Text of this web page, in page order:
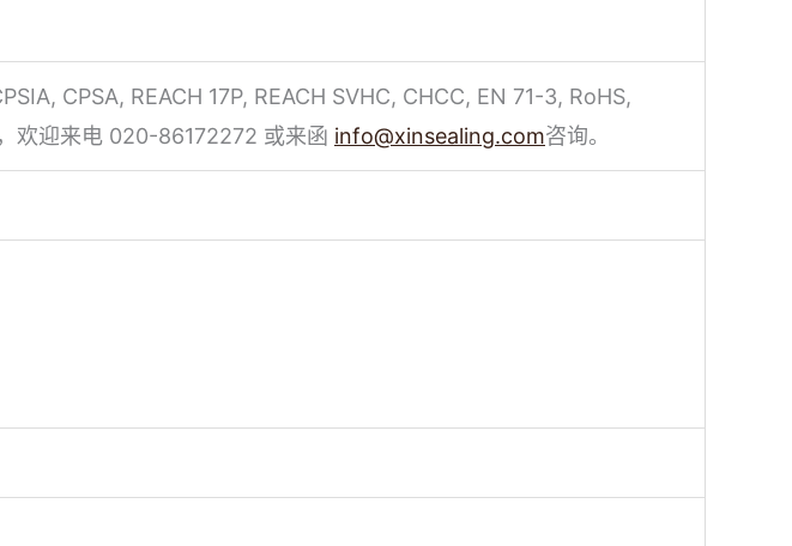
CPSA, REACH 17P, REACH SVHC, CHCC, EN 71-3, RoHS,
欢迎来电 020-86172272 或来函 info@xinsealing.com咨询。